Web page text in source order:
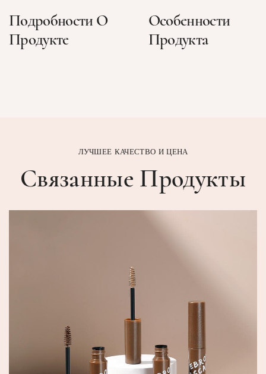
Подробности О
Продукте
Особенности
Продукта
ЛУЧШЕЕ КАЧЕСТВО И ЦЕНА
Связанные Продукты